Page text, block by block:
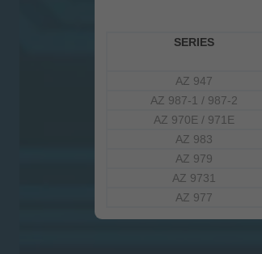
SERIES
AZ 947
AZ 987-1 / 987-2
AZ 970E / 971E
AZ 983
AZ 979
AZ 9731
AZ 977